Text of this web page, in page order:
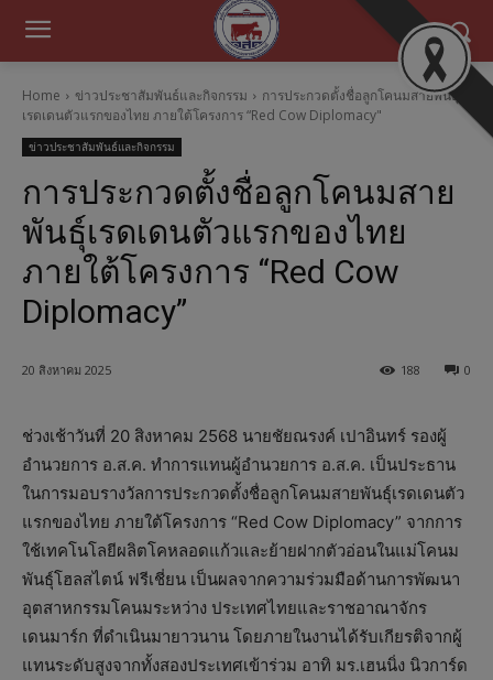
Home ข่าวประชาสัมพันธ์และกิจกรรม
การประกวดตั้งชื่อลูกโคนมสายพันธุ์
เรดเดนตัวแรกของไทย ภายใต้โครงการ “Red Cow Diplomacy"
ข่าวประชาสัมพันธ์และกิจกรรม
การประกวดตั้งชื่อลูกโคนมสาย
พันธุ์เรดเดนตัวแรกของไทย
ภายใต้โครงการ “Red Cow
Diplomacy”
20 สิงหาคม 2025 0
188
ช่วงเช้าวันที่ 20 สิงหาคม 2568 นายชัยณรงค์ เปาอินทร์ รองผู้
อำนวยการ อ.ส.ค. ทำการแทนผู้อำนวยการ อ.ส.ค. เป็นประธาน
ในการมอบรางวัลการประกวดตั้งชื่อลูกโคนมสายพันธุ์เรดเดนตัว
แรกของไทย ภายใต้โครงการ “Red Cow Diplomacy” จากการ
ใช้เทคโนโลยีผลิตโคหลอดแก้วและย้ายฝากตัวอ่อนในแม่โคนม
พันธุ์โฮลสไตน์ ฟรีเชี่ยน เป็นผลจากความร่วมมือด้านการพัฒนา
อุตสาหกรรมโคนมระหว่าง ประเทศไทยและราชอาณาจักร
เดนมาร์ก ที่ดำเนินมายาวนาน โดยภายในงานได้รับเกียรติจากผู้
แทนระดับสูงจากทั้งสองประเทศเข้าร่วม อาทิ มร.เฮนนิ่ง นิวการ์ด